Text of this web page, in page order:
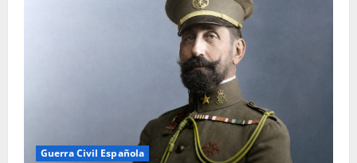
Guerra Civil Española